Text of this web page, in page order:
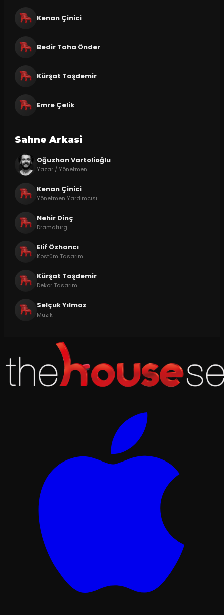
Kenan Çinici
Bedir Taha Önder
Kürşat Taşdemir
Emre Çelik
Sahne Arkasi
Oğuzhan Vartolioğlu
Yazar / Yönetmen
Kenan Çinici
Yönetmen Yardımcısı
Nehir Dinç
Dramaturg
Elif Özhancı
Kostüm Tasarım
Kürşat Taşdemir
Dekor Tasarım
Selçuk Yılmaz
Müzik